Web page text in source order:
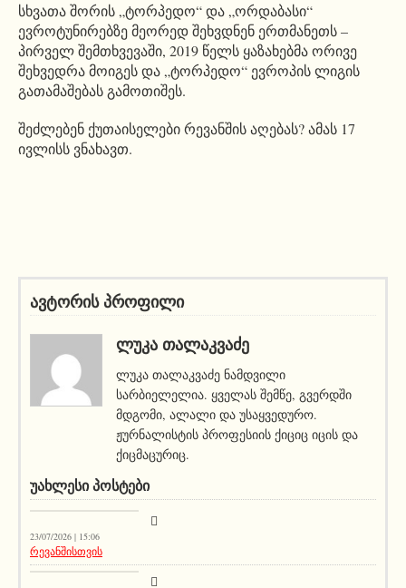
სხვათა შორის „ტორპედო“ და „ორდაბასი“
ევროტუნირებზე მეორედ შეხვდნენ ერთმანეთს –
პირველ შემთხვევაში, 2019 წელს ყაზახებმა ორივე
შეხვედრა მოიგეს და „ტორპედო“ ევროპის ლიგის
გათამაშებას გამოთიშეს.
შეძლებენ ქუთაისელები რევანშის აღებას? ამას 17
ივლისს ვნახავთ.
ავტორის პროფილი
ᲚᲣᲙᲐ ᲗᲐᲚᲐᲙᲕᲐᲫᲔ
ლუკა თალაკვაძე ნამდვილი
სარბიელელია. ყველას შემწე, გვერდში
მდგომი, ალალი და უსაყვედურო.
ჟურნალისტის პროფესიის ქიციც იცის და
ქიცმაცურიც.
ᲣᲐᲮᲚᲔᲡᲘ ᲞᲝᲡᲢᲔᲑᲘ
23/07/2026 | 15:06
რევანშისთვის
მთავარი ამბავი